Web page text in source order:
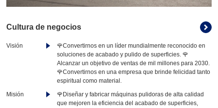
Cultura de negocios
Visión
🌹Convertirnos en un líder mundialmente reconocido en
soluciones de acabado y pulido de superficies. 🌹
Alcanzar un objetivo de ventas de mil millones para 2030.
🌹Convertirnos en una empresa que brinde felicidad tanto
espiritual como material.
Misión
🌹Diseñar y fabricar máquinas pulidoras de alta calidad
que mejoren la eficiencia del acabado de superficies,